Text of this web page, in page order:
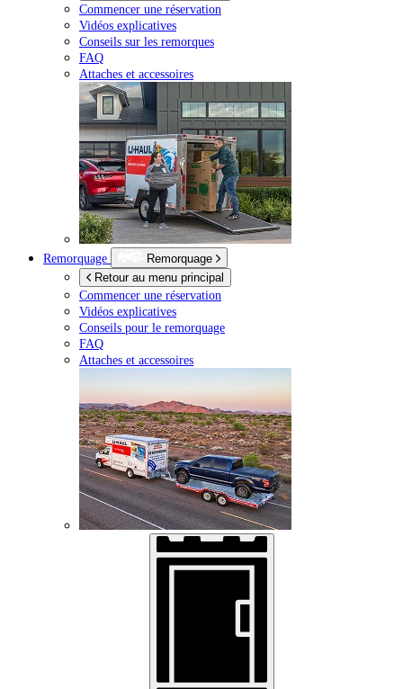
Commencer une réservation
Vidéos explicatives
Conseils sur les remorques
FAQ
Attaches et accessoires
Remorquage
Remorquage
Retour au menu principal
Commencer une réservation
Vidéos explicatives
Conseils pour le remorquage
FAQ
Attaches et accessoires